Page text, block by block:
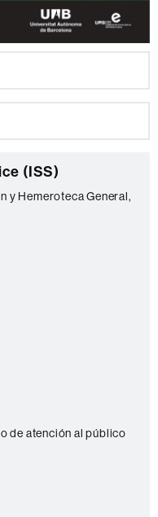
(ISS)
y Hemeroteca General,
de atención al público